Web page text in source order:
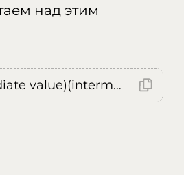
над этим
Error: (intermediate value)(intermediate value)(intermediate value).replaceAll is not a function